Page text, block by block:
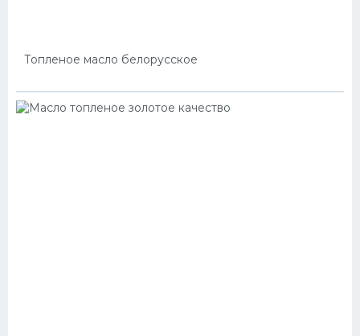
Топленое масло белорусское